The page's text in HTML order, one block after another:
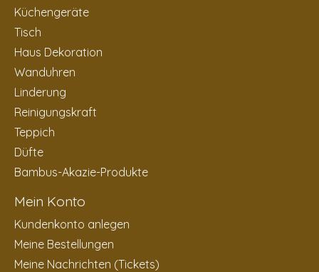
Küchengeräte
Tisch
Haus Dekoration
Wanduhren
Linderung
Reinigungskraft
Teppich
Düfte
Bambus-Akazie-Produkte
Mein Konto
Kundenkonto anlegen
Meine Bestellungen
Meine Nachrichten (Tickets)